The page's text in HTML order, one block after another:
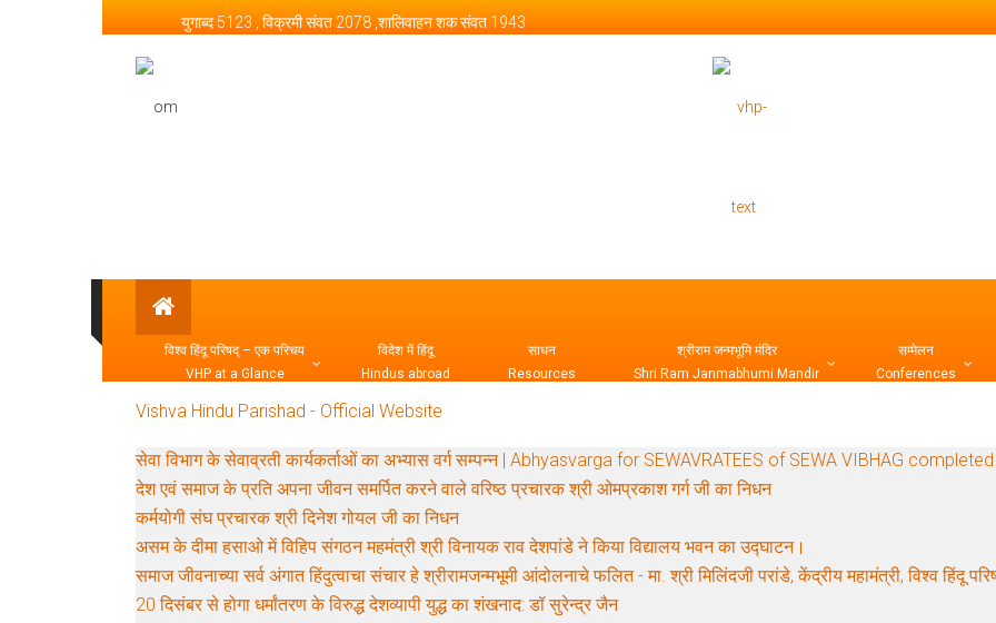
युगाब्द 5123 , विक्रमी संवत 2078 ,शालिवाहन शक संवत 1943
Vishva Hindu Parishad – Official Website
विश्व हिंदू परिषद् – एक परिचय
VHP at a Glance
विदेश में हिंदू
Hindus abroad
साधन
Resources
श्रीराम जन्मभूमि मंदिर
Shri Ram Janmabhumi Mandir
सम्मेलन
Conferences
Vishva Hindu Parishad - Official Website
सेवा विभाग के सेवाव्रती कार्यकर्ताओं का अभ्यास वर्ग सम्पन्न | Abhyasvarga for SEWAVRATEES of SEWA VIBHAG completed
देश एवं समाज के प्रति अपना जीवन समर्पित करने वाले वरिष्ठ प्रचारक श्री ओमप्रकाश गर्ग जी का निधन
कर्मयोगी संघ प्रचारक श्री दिनेश गोयल जी का निधन
असम के दीमा हसाओ में विहिप संगठन महमंत्री श्री विनायक राव देशपांडे ने किया विद्यालय भवन का उद्घाटन।
समाज जीवनाच्या सर्व अंगात हिंदुत्वाचा संचार हे श्रीरामजन्मभूमी आंदोलनाचे फलित - मा. श्री मिलिंदजी परांडे, केंद्रीय महामंत्री, विश्व हिंदू
20 दिसंबर से होगा धर्मांतरण के विरुद्ध देशव्यापी युद्ध का शंखनाद: डॉ सुरेन्द्र जैन